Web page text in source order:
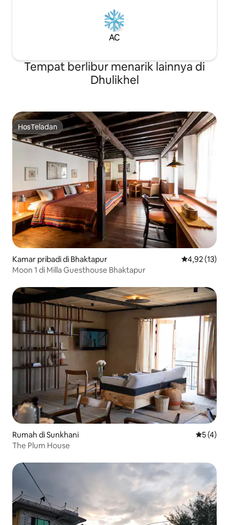
AC
Tempat berlibur menarik lainnya di
Dhulikhel
HosTeladan
HosTeladan
Kamar pribadi di Bhaktapur Nilai rata-
4,92 (13)
Moon 1 di Milla Guesthouse Bhaktapur
Rumah di Sunkhani Nilai
5 (4)
The Plum House